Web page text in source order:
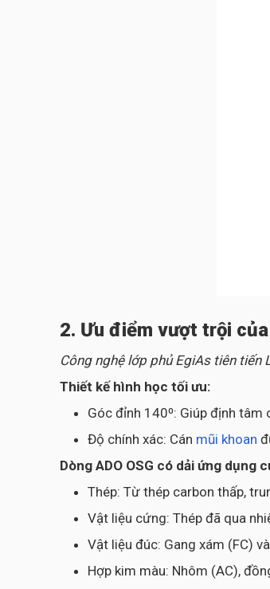
2. Ưu điểm vượt trội
Công nghệ lớp phủ EgiAs tiên
Thiết kế hình học tối ưu:
Góc đỉnh 140⁰: Giúp định
Độ chính xác: Cán mũi khoan
Dòng ADO OSG có dải ứng
Thép: Từ thép carbon thấp,
Vật liệu cứng: Thép đã qua
Vật liệu đúc: Gang xám (FC)
Hợp kim màu: Nhôm (AC),